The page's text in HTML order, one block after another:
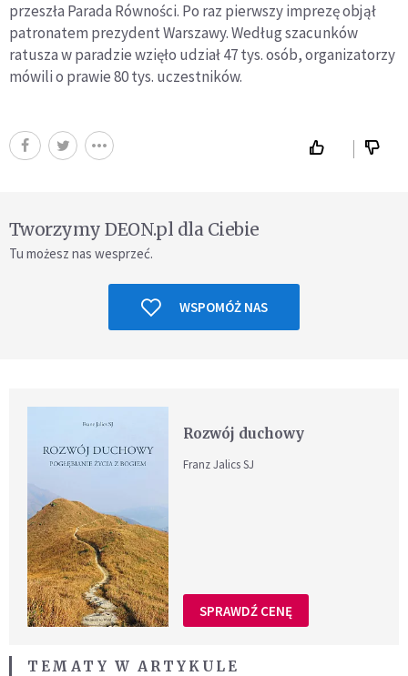
przeszła Parada Równości. Po raz pierwszy imprezę objął
patronatem prezydent Warszawy. Według szacunków
ratusza w paradzie wzięło udział 47 tys. osób, organizatorzy
mówili o prawie 80 tys. uczestników.
Tworzymy DEON.pl dla Ciebie
Tu możesz nas wesprzeć.
WSPOMÓŻ NAS
Rozwój duchowy
Franz Jalics SJ
SPRAWDŹ CENĘ
TEMATY W ARTYKULE